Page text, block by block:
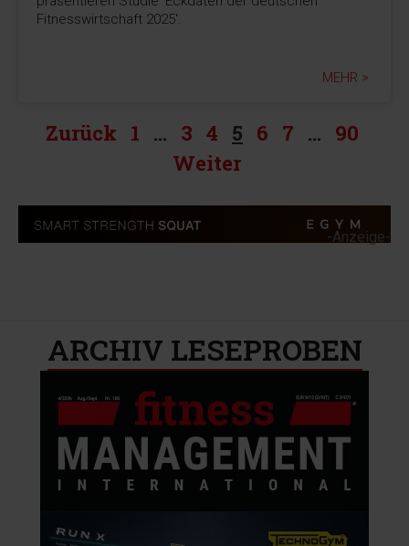
Fitnesswirtschaft 2025'.
MEHR >
Zurück 1 … 3 4 5 6 7 … 90
Weiter
-Anzeige-
ARCHIV LESEPROBEN​